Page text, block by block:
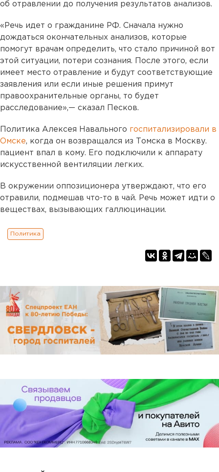
об отравлении до получения результатов анализов.
«Речь идет о гражданине РФ. Сначала нужно
дождаться окончательных анализов, которые
помогут врачам определить, что стало причиной вот
этой ситуации, потери сознания. После этого, если
имеет место отравление и будут соответствующие
заявления или если иные решения примут
правоохранительные органы, то будет
расследование»,— сказал Песков.
Политика Алексея Навального госпитализировали в
Омске, когда он возвращался из Томска в Москву.
пациент впал в кому. Его подключили к аппарату
искусственной вентиляции легких.
В окружении оппозиционера утверждают, что его
отравили, подмешав что-то в чай. Речь может идти о
веществах, вызывающих галлюцинации.
Политика